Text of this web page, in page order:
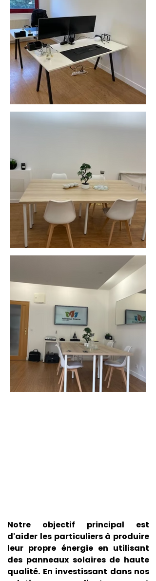
Notre objectif principal est
d'aider les particuliers à produire
leur propre énergie en utilisant
des panneaux solaires de haute
qualité. En investissant dans nos